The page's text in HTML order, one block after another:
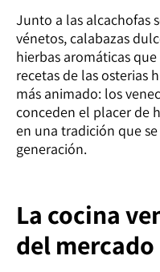
Junto a las alcachofas
vénetos, calabazas
hierbas aromáticas
recetas de las osterias
más animado: los
conceden el placer de
en una tradición que
generación.
La cocina
del mercado